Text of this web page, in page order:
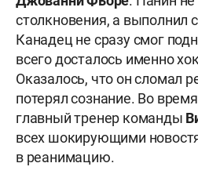
столкновения, а выполнил
Канадец не сразу смог
всего досталось именно
Оказалось, что он сломал
потерял сознание. Во
главный тренер команды
всех шокирующими
в реанимацию.